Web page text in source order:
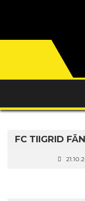
FC TIIGRID